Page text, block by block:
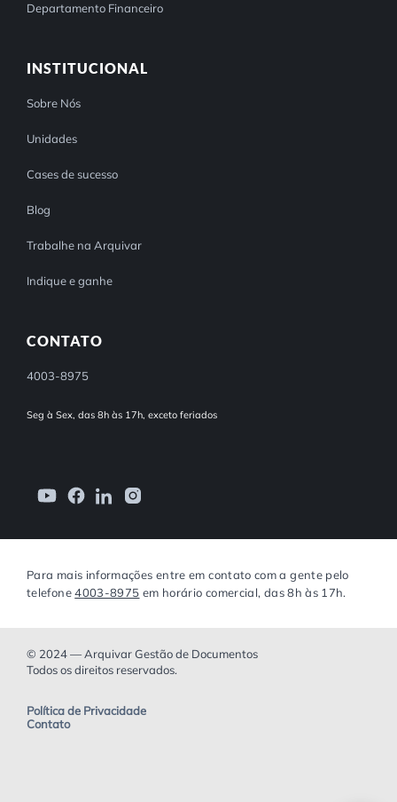
Departamento Financeiro
INSTITUCIONAL
Sobre Nós
Unidades
Cases de sucesso
Blog
Trabalhe na Arquivar
Indique e ganhe
CONTATO
4003-8975
Seg à Sex, das 8h às 17h, exceto feriados
Para mais informações entre em contato com a gente pelo
telefone4003-8975 em horário comercial, das 8h às 17h.
© 2024 — Arquivar Gestão de Documentos
Todos os direitos reservados.
Política de Privacidade
Contato